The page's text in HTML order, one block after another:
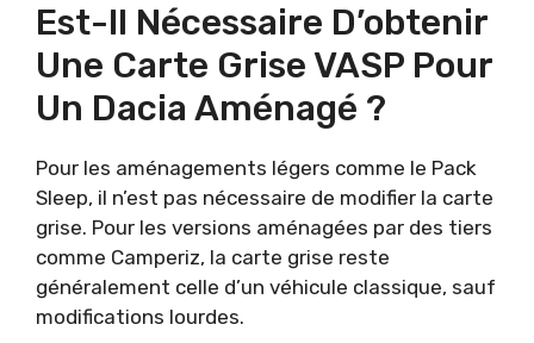
Est-Il Nécessaire D’obtenir
Une Carte Grise VASP Pour
Un Dacia Aménagé ?
Pour les aménagements légers comme le Pack
Sleep, il n’est pas nécessaire de modifier la carte
grise. Pour les versions aménagées par des tiers
comme Camperiz, la carte grise reste
généralement celle d’un véhicule classique, sauf
modifications lourdes.